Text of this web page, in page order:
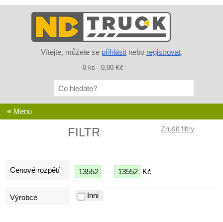
Vítejte, můžete se přihlásitnebo registrovat.
0 ks - 0,00 Kč
≡ Menu
FILTR
Cenové rozpětí – Kč
Výrobce Inni